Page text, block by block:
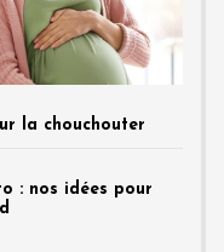
la chouchouter
: nos idées pour